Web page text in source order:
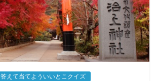
答えて当てよういいとこクイズ